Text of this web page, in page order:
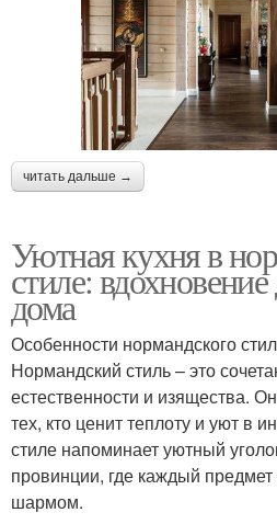
читать дальше →
Уютная кухня в
стиле:
дома
Особенности нормандского
Нормандский стиль – это
естественности и изящества.
тех, кто ценит теплоту и уют в
стиле напоминает уютный
провинции, где каждый
шармом.